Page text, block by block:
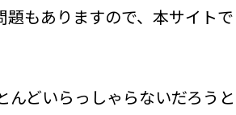
もありますので、本サイトで
どいらっしゃらないだろうと